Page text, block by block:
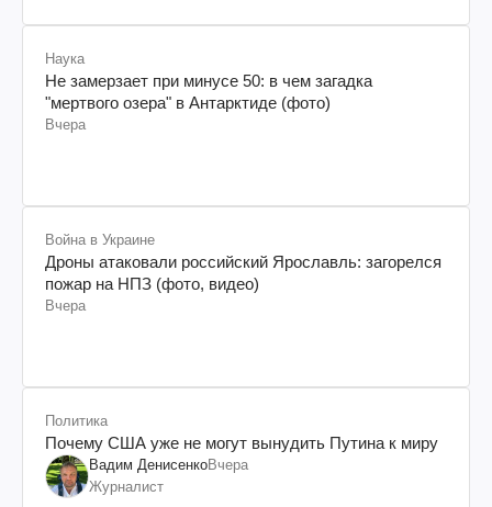
Наука
Не замерзает при минусе 50: в чем загадка
"мертвого озера" в Антарктиде (фото)
Вчера
Война в Украине
Дроны атаковали российский Ярославль: загорелся
пожар на НПЗ (фото, видео)
Вчера
Политика
Почему США уже не могут вынудить Путина к миру
Вадим ДенисенкоВчера
Журналист